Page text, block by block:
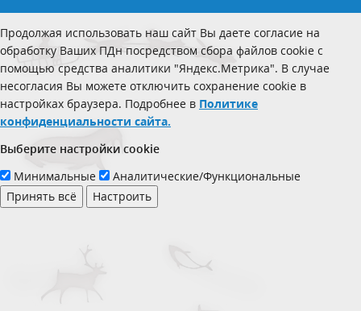
Продолжая использовать наш сайт Вы даете согласие на
обработку Ваших ПДн посредством сбора файлов cookie с
помощью средства аналитики "Яндекс.Метрика". В случае
несогласия Вы можете отключить сохранение cookie в
настройках браузера. Подробнее в Политике
конфиденциальности сайта.
Выберите настройки cookie
Минимальные
Аналитические/Функциональные
Принять всё
Настроить